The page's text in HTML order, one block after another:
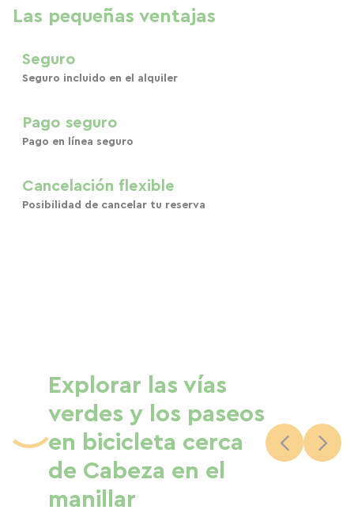
Las pequeñas ventajas
Seguro
Seguro incluido en el alquiler
Pago seguro
Pago en línea seguro
Cancelación flexible
Posibilidad de cancelar tu reserva
Explorar las vías
verdes y los paseos
en bicicleta cerca
de Cabeza en el
manillar